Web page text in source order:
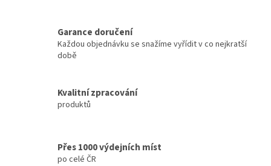
Garance doručení
Každou objednávku se snažíme vyřídit v co nejkratší
době
Kvalitní zpracování
produktů
Přes 1000 výdejních míst
po celé ČR